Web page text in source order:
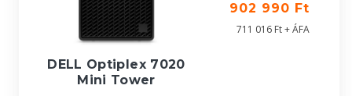
DELL Optiplex 7020
Mini Tower
902 990 Ft
711 016 Ft + ÁFA